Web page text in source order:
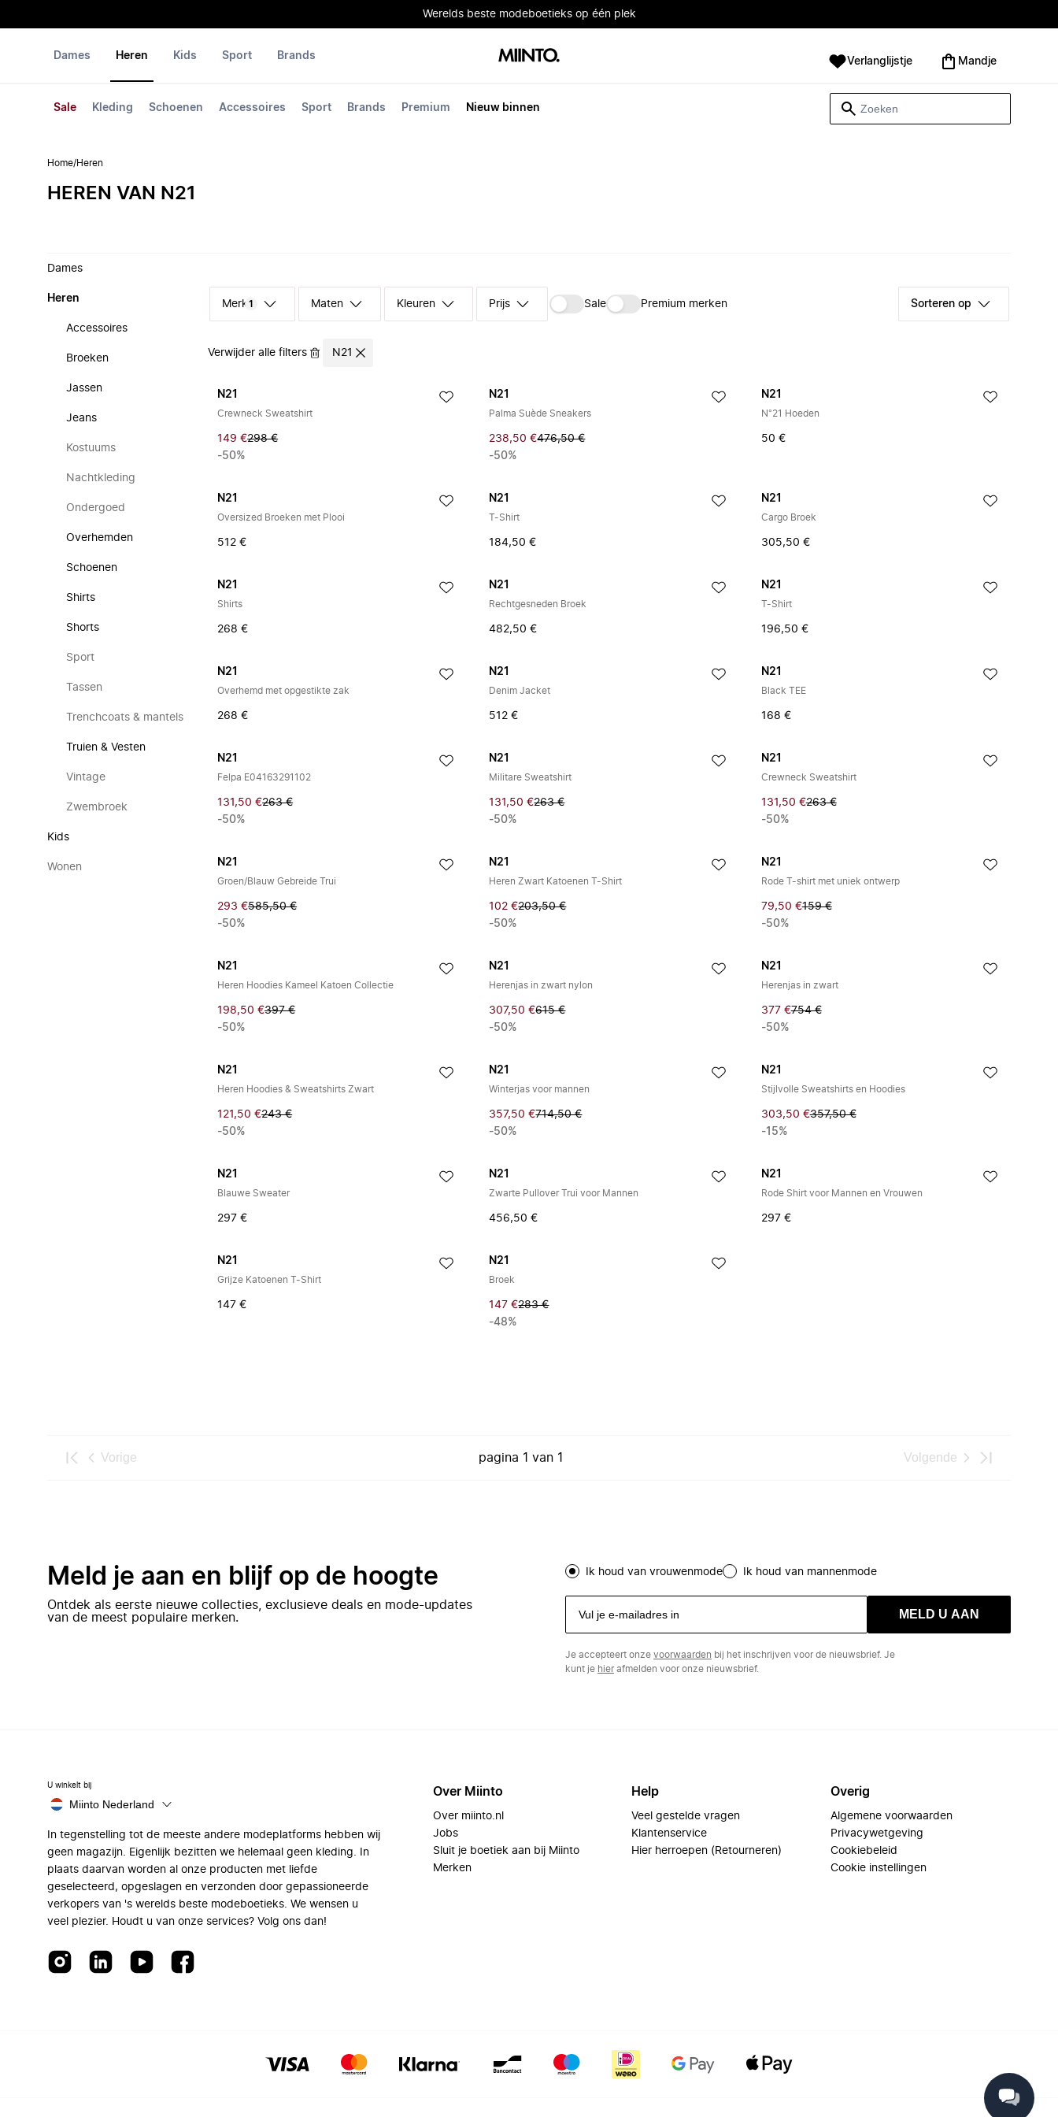
Werelds beste modeboetieks op één plek
Dames Heren
Sale Kleding Schoenen Accessoires Sport Brands Premium Nieuw binnen
Kids Sport Brands Verlanglijstje Mandje
Home/Heren
HEREN VAN N21
Dames
Heren
Accessoires
Broeken
Jassen
Jeans
Kostuums
Nachtkleding
Ondergoed
Overhemden
Schoenen
Shirts
Shorts
Sport
Tassen
Trenchcoats & mantels
Truien & Vesten
Vintage
Zwembroek
Kids
Wonen
Merk 1 Maten Kleuren Prijs Sale Premium merken Sorteren op
Verwijder alle filters N21
N21
Crewneck Sweatshirt
149 €298 €
-50%
N21
Palma Suède Sneakers
238,50 €476,50 €
-50%
N21
N°21 Hoeden
50 €
N21
Oversized Broeken met Plooi
512 €
N21
T-Shirt
184,50 €
N21
Cargo Broek
305,50 €
N21
Shirts
268 €
N21
Rechtgesneden Broek
482,50 €
N21
T-Shirt
196,50 €
N21
Overhemd met opgestikte zak
268 €
N21
Denim Jacket
512 €
N21
Black TEE
168 €
N21
Felpa E04163291102
131,50 €263 €
-50%
N21
Militare Sweatshirt
131,50 €263 €
-50%
N21
Crewneck Sweatshirt
131,50 €263 €
-50%
N21
Groen/Blauw Gebreide Trui
293 €585,50 €
-50%
N21
Heren Zwart Katoenen T-Shirt
102 €203,50 €
-50%
N21
Rode T-shirt met uniek ontwerp
79,50 €159 €
-50%
N21
Heren Hoodies Kameel Katoen Collectie
198,50 €397 €
-50%
N21
Herenjas in zwart nylon
307,50 €615 €
-50%
N21
Herenjas in zwart
377 €754 €
-50%
N21
Heren Hoodies & Sweatshirts Zwart
121,50 €243 €
-50%
N21
Winterjas voor mannen
357,50 €714,50 €
-50%
N21
Stijlvolle Sweatshirts en Hoodies
303,50 €357,50 €
-15%
N21
Blauwe Sweater
297 €
N21
Zwarte Pullover Trui voor Mannen
456,50 €
N21
Rode Shirt voor Mannen en Vrouwen
297 €
N21
Grijze Katoenen T-Shirt
147 €
N21
Broek
147 €283 €
-48%
Vorige pagina 1 van 1 Volgende
Meld je aan en blijf op de hoogte
Ontdek als eerste nieuwe collecties, exclusieve deals en mode-updates
van de meest populaire merken.
Ik houd van vrouwenmode Ik houd van mannenmode
MELD U AAN
Je accepteert onze voorwaarden bij het inschrijven voor de nieuwsbrief. Je
kunt je hierafmelden voor onze nieuwsbrief.
U winkelt bij
Miinto Nederland
In tegenstelling tot de meeste andere modeplatforms hebben wij
geen magazijn. Eigenlijk bezitten we helemaal geen kleding. In
plaats daarvan worden al onze producten met liefde
geselecteerd, opgeslagen en verzonden door gepassioneerde
verkopers van 's werelds beste modeboetieks. We wensen u
veel plezier. Houdt u van onze services? Volg ons dan!
Over Miinto
Over miinto.nl
Jobs
Sluit je boetiek aan bij Miinto
Merken
Help
Veel gestelde vragen
Klantenservice
Hier herroepen (Retourneren)
Overig
Algemene voorwaarden
Privacywetgeving
Cookiebeleid
Cookie instellingen